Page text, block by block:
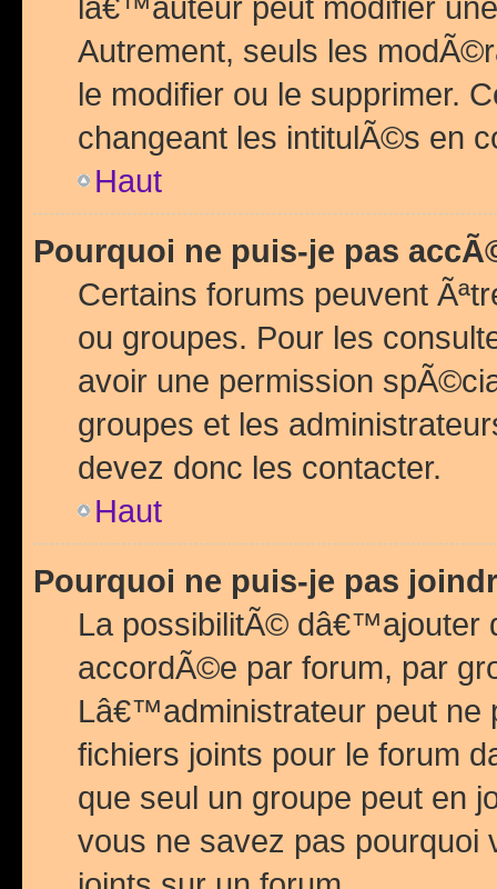
Autrement, seuls les
le modifier ou le supprimer.
changeant les intitulÃ©s en
Haut
Pourquoi ne puis-je pas
Certains forums peuvent
ou groupes. Pour les
avoir une permission
groupes et les
devez donc les contacter.
Haut
Pourquoi ne puis-je pas
La possibilitÃ© dâ€™ajouter
accordÃ©e par forum, par
Lâ€™administrateur peut
fichiers joints pour le forum
que seul un groupe peut en
vous ne savez pas pourquoi